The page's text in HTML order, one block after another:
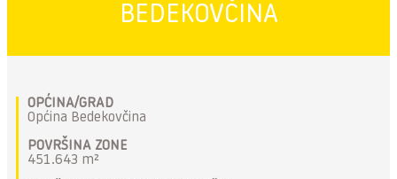
BEDEKOVČINA
OPĆINA/GRAD
Općina Bedekovčina
POVRŠINA ZONE
451.643 m²